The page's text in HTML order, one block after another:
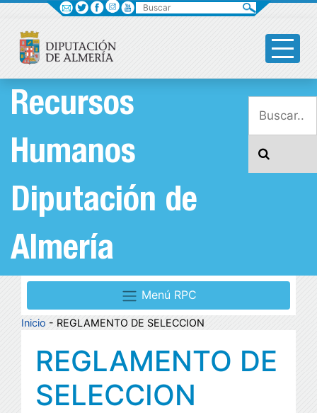
Buscar
Recursos
Humanos
Diputación de
Almería
Menú RPC
Inicio - REGLAMENTO DE SELECCION
REGLAMENTO DE
SELECCION